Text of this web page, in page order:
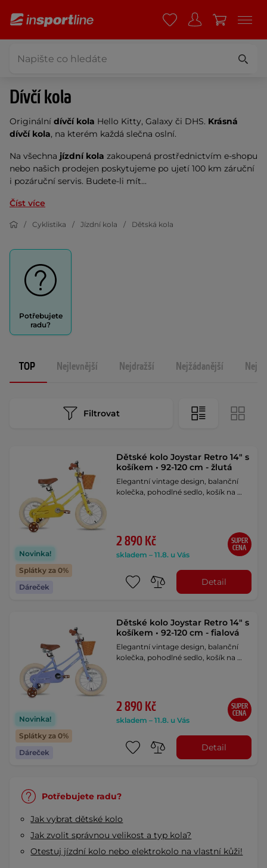
Dívčí kola
Originální dívčí kola Hello Kitty, Galaxy či DHS. Krásná
dívčí kola, na kterém každá slečna oslní.
Na všechna jízdní kola zakoupená prostřednictvím e-shopu
nebo našich prodejen poskytujeme po ujetí 100 km záruční
i pozáruční servis. Budete-li mít...
Číst více
Cyklistika Jízdní kola Dětská kola
Potřebujete
radu?
TOP Nejlevnější Nejdražší Nejžádanější
Filtrovat
Novinka!
Splátky za 0%
Dáreček
Dětské kolo Joystar Retro 14" s
košíkem • 92-120 cm - žlutá
Elegantní vintage design, balanční
kolečka, pohodlné sedlo, košík na …
2 890 Kč
skladem – 11.8. u Vás
SUPER
CENA
Detail
Novinka!
Splátky za 0%
Dáreček
Dětské kolo Joystar Retro 14" s
košíkem • 92-120 cm - fialová
Elegantní vintage design, balanční
kolečka, pohodlné sedlo, košík na …
2 890 Kč
skladem – 11.8. u Vás
SUPER
CENA
Detail
Potřebujete radu?
Jak vybrat dětské kolo
Jak zvolit správnou velikost a typ kola?
Otestuj jízdní kolo nebo elektrokolo na vlastní kůži!